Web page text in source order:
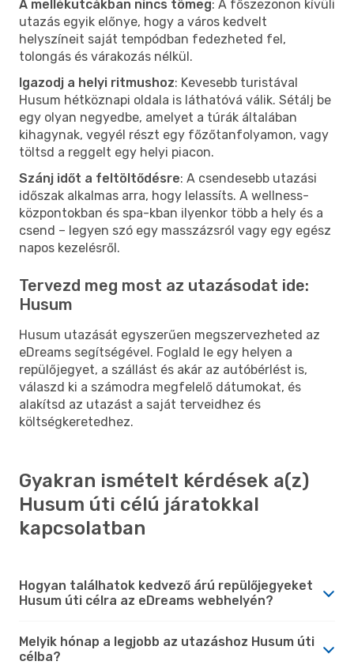
A mellékutcákban nincs tömeg: A főszezonon kívüli
utazás egyik előnye, hogy a város kedvelt
helyszíneit saját tempódban fedezheted fel,
tolongás és várakozás nélkül.
Igazodj a helyi ritmushoz: Kevesebb turistával
Husum hétköznapi oldala is láthatóvá válik. Sétálj be
egy olyan negyedbe, amelyet a túrák általában
kihagynak, vegyél részt egy főzőtanfolyamon, vagy
töltsd a reggelt egy helyi piacon.
Szánj időt a feltöltődésre: A csendesebb utazási
időszak alkalmas arra, hogy lelassíts. A wellness-
központokban és spa-kban ilyenkor több a hely és a
csend – legyen szó egy masszázsról vagy egy egész
napos kezelésről.
Tervezd meg most az utazásodat ide:
Husum
Husum utazását egyszerűen megszervezheted az
eDreams segítségével. Foglald le egy helyen a
repülőjegyet, a szállást és akár az autóbérlést is,
válaszd ki a számodra megfelelő dátumokat, és
alakítsd az utazást a saját terveidhez és
költségkeretedhez.
Gyakran ismételt kérdések a(z)
Husum úti célú járatokkal
kapcsolatban
Hogyan találhatok kedvező árú repülőjegyeket
Husum úti célra az eDreams webhelyén?
Melyik hónap a legjobb az utazáshoz Husum úti
célba?